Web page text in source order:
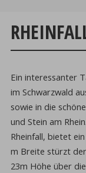
Ein interessanter
im Schwarzwald
sowie in die
und Stein am
Rheinfall, bietet
m Breite stürzt
23m Höhe über